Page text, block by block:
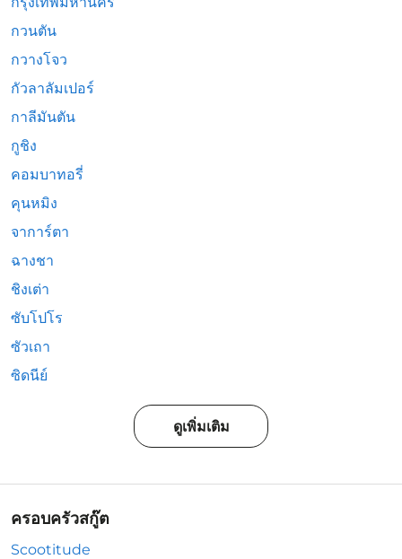
กวนตัน
กวางโจว
กัวลาลัมเปอร์
กาลีมันตัน
กูชิง
คอมบาทอรี่
คุนหมิง
จาการ์ตา
ฉางชา
ชิงเต่า
ซับโปโร
ซัวเถา
ซิดนีย์
ดูเพิ่มเติม
ครอบครัวสกู๊ต
Scootitude